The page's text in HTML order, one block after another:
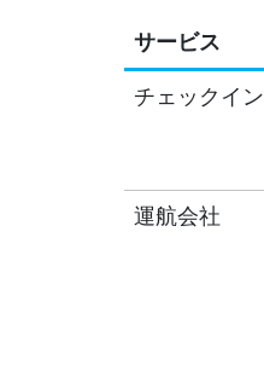
サービス
チェックイン
運航会社